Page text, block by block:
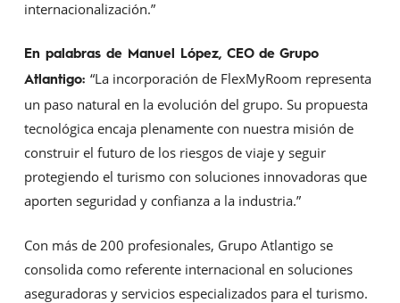
internacionalización.”
En palabras de Manuel López, CEO de Grupo
Atlantigo: “La incorporación de FlexMyRoom representa
un paso natural en la evolución del grupo. Su propuesta
tecnológica encaja plenamente con nuestra misión de
construir el futuro de los riesgos de viaje y seguir
protegiendo el turismo con soluciones innovadoras que
aporten seguridad y confianza a la industria.”
Con más de 200 profesionales, Grupo Atlantigo se
consolida como referente internacional en soluciones
aseguradoras y servicios especializados para el turismo.